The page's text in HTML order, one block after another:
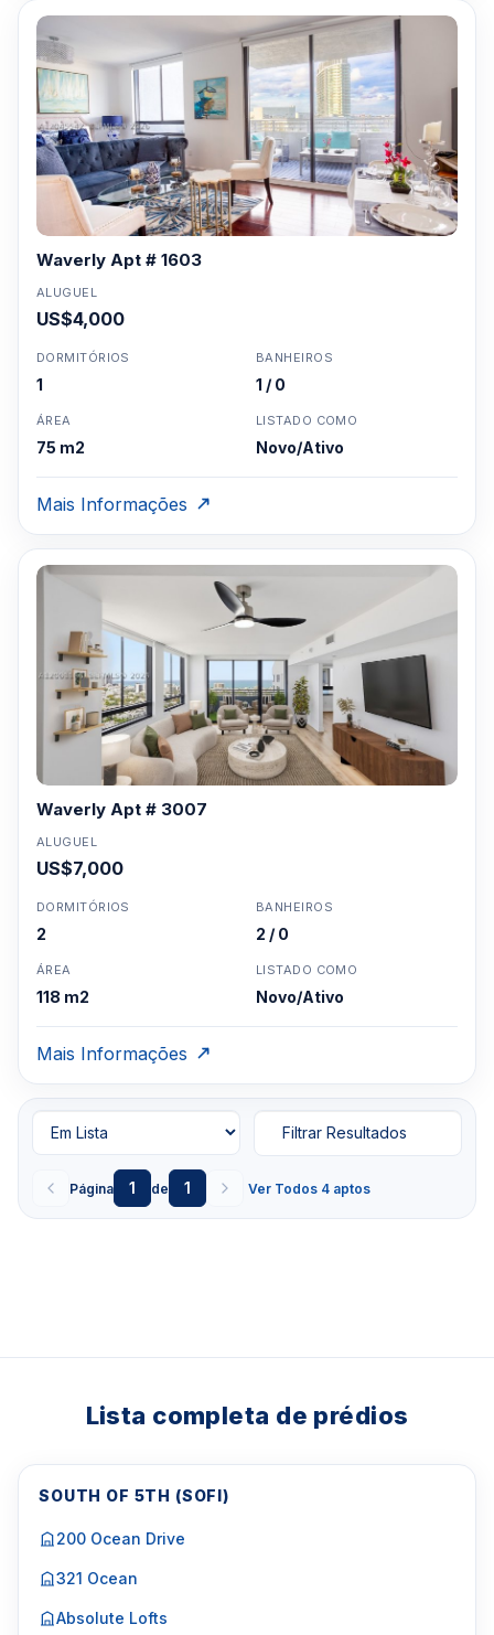
Waverly Apt # 1603
ALUGUEL
US$4,000
DORMITÓRIOS
1
BANHEIROS
1 / 0
ÁREA
75 m2
LISTADO COMO
Novo/Ativo
Mais Informações
Waverly Apt # 3007
ALUGUEL
US$7,000
DORMITÓRIOS
2
BANHEIROS
2 / 0
ÁREA
118 m2
LISTADO COMO
Novo/Ativo
Mais Informações
Página 1 de 1 Ver Todos 4 aptos
Filtrar Resultados
Lista completa de prédios
SOUTH OF 5TH (SOFI)
200 Ocean Drive
321 Ocean
Absolute Lofts